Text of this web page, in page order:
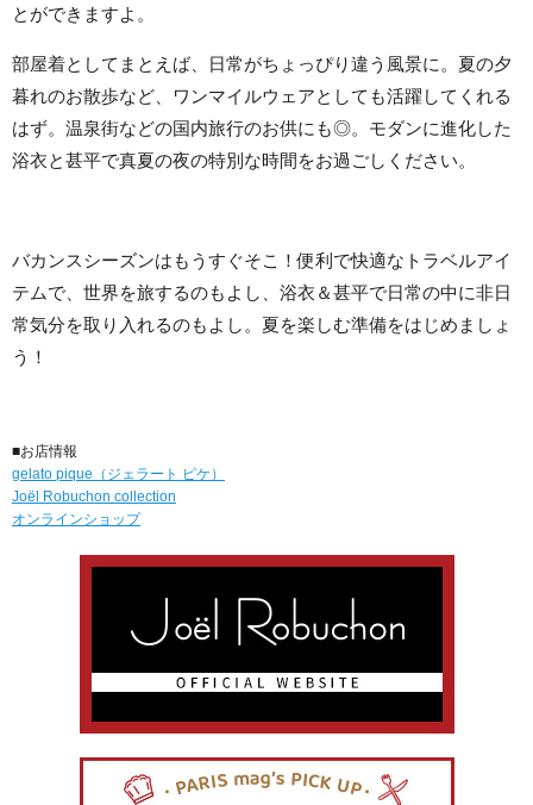
とができますよ。
部屋着としてまとえば、日常がちょっぴり違う風景に。夏の夕
暮れのお散歩など、ワンマイルウェアとしても活躍してくれる
はず。温泉街などの国内旅行のお供にも◎。モダンに進化した
浴衣と甚平で真夏の夜の特別な時間をお過ごしください。
バカンスシーズンはもうすぐそこ！便利で快適なトラベルアイ
テムで、世界を旅するのもよし、浴衣＆甚平で日常の中に非日
常気分を取り入れるのもよし。夏を楽しむ準備をはじめましょ
う！
■お店情報
gelato pique（ジェラート ピケ）
Joël Robuchon collection
オンラインショップ